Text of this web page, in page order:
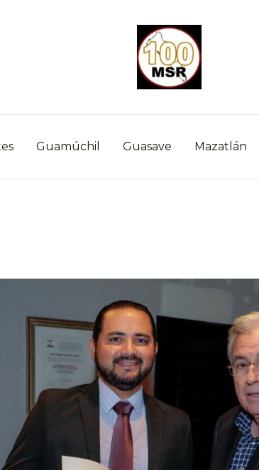
Guamúchil Guasave Mazatlán